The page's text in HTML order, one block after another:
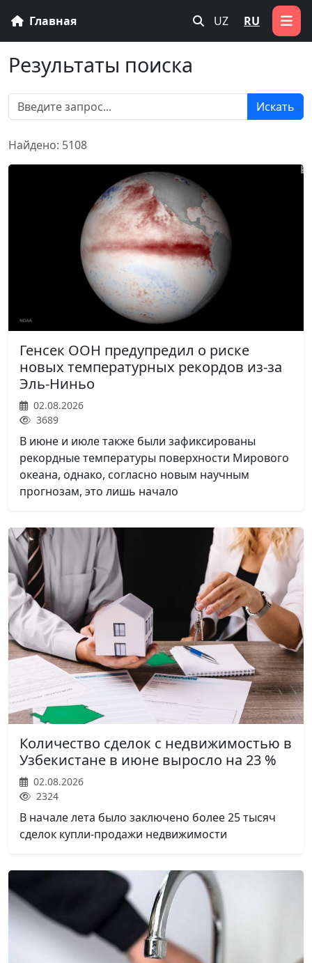
Главная UZ RU
Результаты поиска
Искать
Найдено: 5108
Генсек ООН предупредил о риске
новых температурных рекордов из-за
Эль-Ниньо
02.08.2026
3689
В июне и июле также были зафиксированы
рекордные температуры поверхности Мирового
океана, однако, согласно новым научным
прогнозам, это лишь начало
Количество сделок с недвижимостью в
Узбекистане в июне выросло на 23 %
02.08.2026
2324
В начале лета было заключено более 25 тысяч
сделок купли-продажи недвижимости